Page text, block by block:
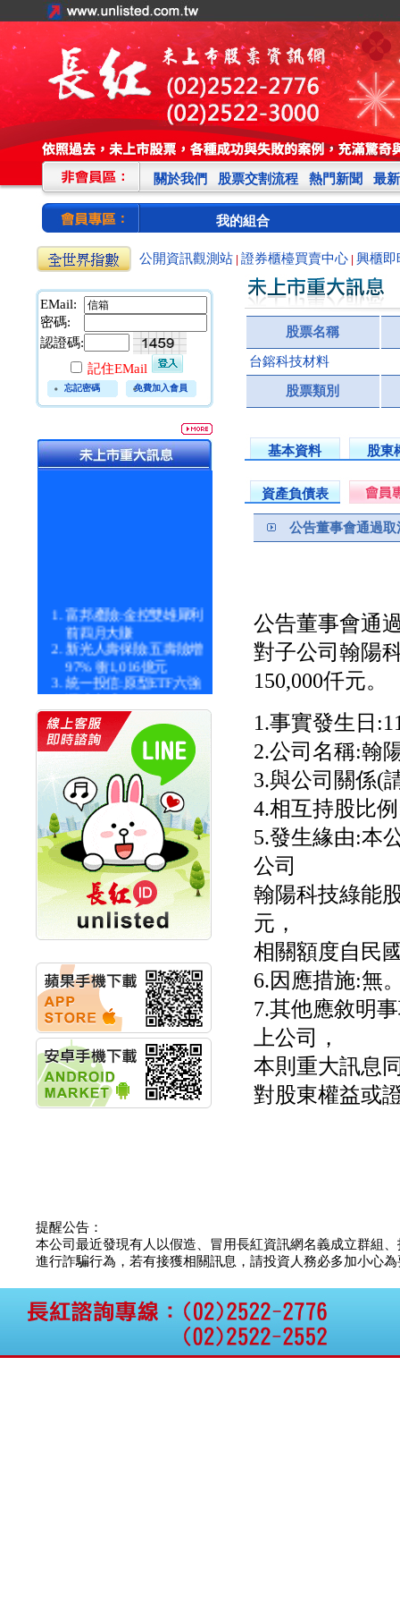
關於我們 股票交割流程 熱門新聞 最
我的組合
公開資訊觀測站 證券櫃檯買賣中心 興櫃即
EMail:
密碼:
認證碼:
記住EMail
忘記密碼 免費加入會員
富邦產險:金控雙雄犀利
前四月大賺
新光人壽保險:五壽險增
97% 衝1,016億元
統一投信:原型ETF六強
漲逾九成
統一投信:主動式ETF溢
價 被盯上
新光人壽保險:新壽Q1外
價金將達996億
宇辰系統科技:宇辰業績
創新高 啟動興櫃轉上櫃
計畫
明緯企業:明緯永續科技
競賽 以電源驅動善的力
量
秀育企業:秀育SHO-U儲
能系統 獲國內首張CNS
認證
聯博投信:聯博00404A
華旭先進:代重要子公司
碩通散熱股份有限公司
公告董事會通過發言人
及代理發
華旭先進:代重要子公司
碩通散熱股份有限公司
公告董事會決議發行員
工認股權
華旭先進:代重要子公司
權資產
仁新醫藥:代重要子公司
BeliteBio,Inc公告受邀參
加第27屆眼
巨生生醫:公告本公司
MPB-1523MRI顯影劑-
肝細胞癌接獲美國FD
格斯科技*:公告調整本
公司私募專區資訊(董事
股票名稱
台鎔科技材料
股票類別
基本資料 股東
資產負債表
公告董事會通過
公告董事會通
對子公司翰陽
150,000仟元。
1.事實發生日
2.公司名稱:翰
3.與公司關係(
4.相互持股比
5.發生緣由:本
公司
翰陽科技綠能
元，
相關額度自民
6.因應措施:無
7.其他應敘明
上公司，
本則重大訊息
對股東權益或
提醒公告：
本公司最近發現有人以假造、冒用長紅資訊網名義成立群組
進行詐騙行為，若有接獲相關訊息，請投資人務必多加小心